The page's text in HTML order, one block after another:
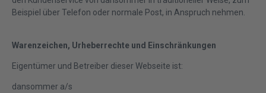
Beispiel über Telefon oder normale Post, in Anspruch nehmen.
Warenzeichen, Urheberrechte und Einschränkungen
Eigentümer und Betreiber dieser Webseite ist:
dansommer a/s